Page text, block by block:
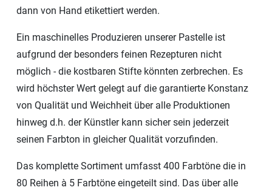
dann von Hand etikettiert werden.
Ein maschinelles Produzieren unserer Pastelle ist
aufgrund der besonders feinen Rezepturen nicht
möglich - die kostbaren Stifte könnten zerbrechen. Es
wird höchster Wert gelegt auf die garantierte Konstanz
von Qualität und Weichheit über alle Produktionen
hinweg d.h. der Künstler kann sicher sein jederzeit
seinen Farbton in gleicher Qualität vorzufinden.
Das komplette Sortiment umfasst 400 Farbtöne die in
80 Reihen à 5 Farbtöne eingeteilt sind. Das über alle